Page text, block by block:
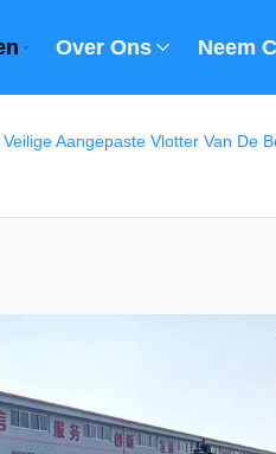
Over Ons Neem
Veilige Aangepaste Vlotter Van De